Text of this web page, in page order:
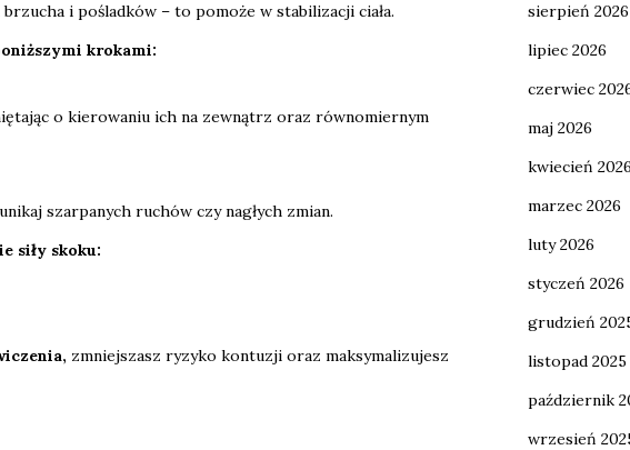
i pośladków – to pomoże w stabilizacji ciała.
krokami:
o kierowaniu ich na zewnątrz oraz równomiernym
szarpanych ruchów czy nagłych zmian.
siły skoku:
zmniejszasz ryzyko kontuzji oraz maksymalizujesz
sierpień 2026
lipiec 2026
czerwiec
maj 2026
kwiecień 2026
marzec 2026
luty 2026
styczeń 2026
grudzień
listopad 2025
październik
wrzesień